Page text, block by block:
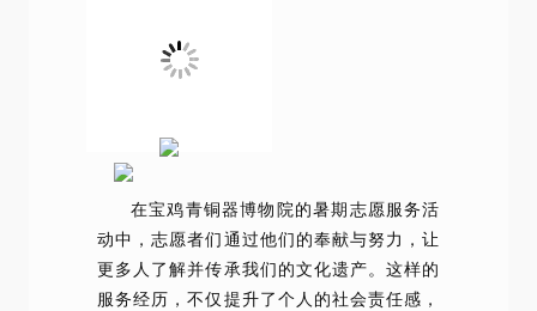
在宝鸡青铜器博物院的暑期志愿服务活
动中，志愿者们通过他们的奉献与努力，让
更多人了解并传承我们的文化遗产。这样的
服务经历，不仅提升了个人的社会责任感，